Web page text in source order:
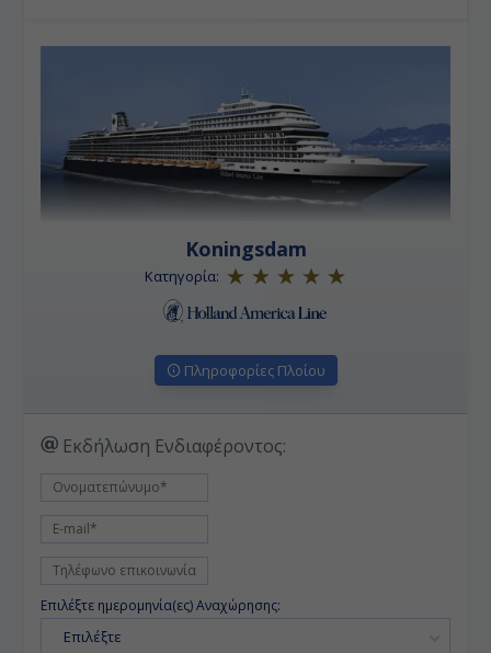
Koningsdam
Κατηγορία:
Πληροφορίες Πλοίου
Εκδήλωση Ενδιαφέροντος:
Επιλέξτε ημερομηνία(ες) Αναχώρησης:
Επιλέξτε